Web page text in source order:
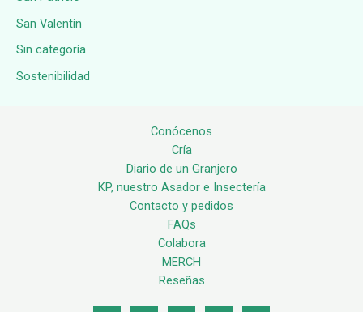
San Valentín
Sin categoría
Sostenibilidad
Conócenos
Cría
Diario de un Granjero
KP, nuestro Asador e Insectería
Contacto y pedidos
FAQs
Colabora
MERCH
Reseñas